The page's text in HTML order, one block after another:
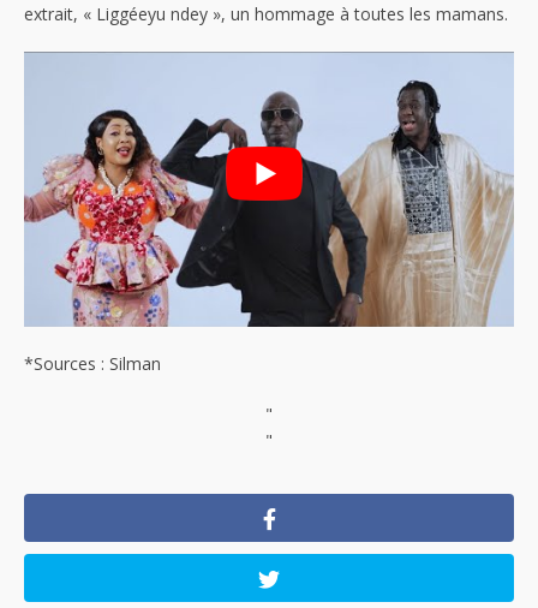
extrait, « Liggéeyu ndey », un hommage à toutes les mamans.
*Sources : Silman
"
"